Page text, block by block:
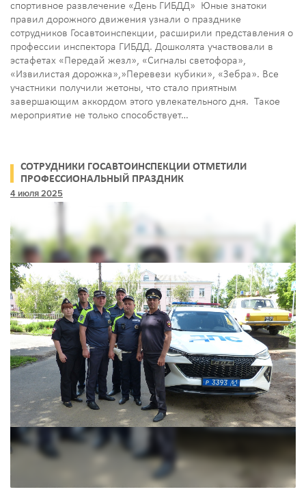
спортивное развлечение «День ГИБДД» Юные знатоки
правил дорожного движения узнали о празднике
сотрудников Госавтоинспекции, расширили представления о
профессии инспектора ГИБДД. Дошколята участвовали в
эстафетах «Передай жезл», «Сигналы светофора»,
«Извилистая дорожка»,»Перевези кубики», «Зебра». Все
участники получили жетоны, что стало приятным
завершающим аккордом этого увлекательного дня. Такое
мероприятие не только способствует…
СОТРУДНИКИ ГОСАВТОИНСПЕКЦИИ ОТМЕТИЛИ
ПРОФЕССИОНАЛЬНЫЙ ПРАЗДНИК
4 июля 2025